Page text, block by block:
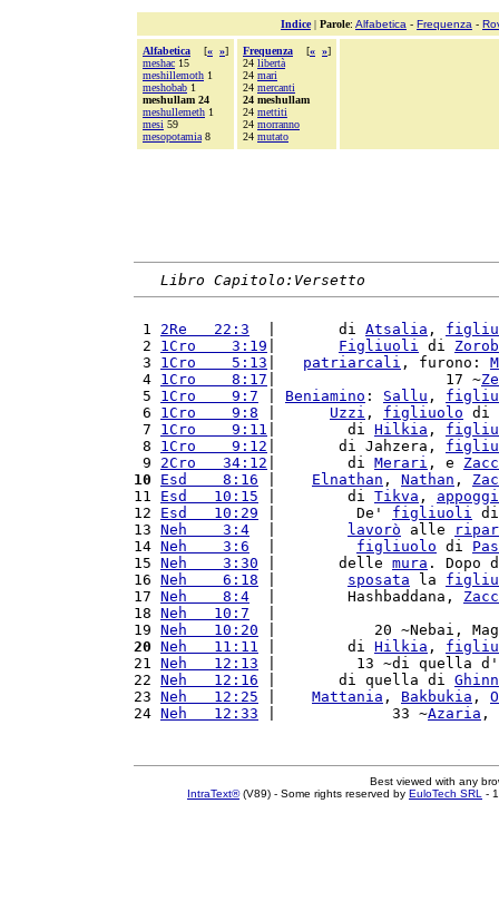
Indice| Parole: Alfabetica - Frequenza -
Alfabetica [« »]
meshac 15
meshillemoth 1
meshobab 1
meshullam 24
meshullemeth 1
mesi 59
mesopotamia 8
Frequenza [« »]
24 libertà
24 mari
24 mercanti
24 meshullam
24 mettiti
24 morranno
24 mutato
Libro Capitolo:Versetto
1 2Re   22:3
  |       di
Atsalia ,
2 1Cro    3:19 Figliuoli di
3 1Cro    5:13 patriarcali , furono:
4 1Cro    8:17 |                   17 ~
5 1Cro    9:7 Beniamino : Sallu ,
6 1Cro    9:8 Uzzi , figliuolo di
7 1Cro    9:11 |        di Hilkia ,
8 1Cro    9:12 |       di Jahzera,
9 2Cro   34:12 |        di Merari , e
10
Esd    8:16 Elnathan , Nathan ,
11 Esd   10:15 |        di Tikva ,
12 Esd   10:29 |         De' figliuoli
13 Neh    3:4 lavorò alle
14 Neh    3:6 figliuolo di
15 Neh    3:30 |       delle mura .
16 Neh    6:18 sposata la
17 Neh    8:4
  |        Hashbaddana,
18 Neh   10:7
19 Neh   10:20 |           20 ~Nebai,
20 Neh   11:11 |        di Hilkia ,
21 Neh   12:13 |         13 ~di quella d'
22 Neh   12:16 |       di quella di
23 Neh   12:25 Mattania , Bakbukia ,
24 Neh   12:33 |             33 ~Azaria ,
Best viewed with any
IntraText®(V89) - Some rights reserved by EuloTech SRL -